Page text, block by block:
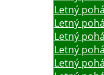
Letný
Letný
Letný
Letný
Letný